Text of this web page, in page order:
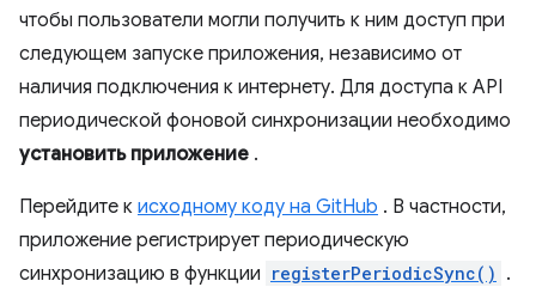
чтобы пользователи могли получить к ним доступ при
следующем запуске приложения, независимо от
наличия подключения к интернету. Для доступа к API
периодической фоновой синхронизации необходимо
установить приложение .
Перейдите к исходному коду на GitHub . В частности,
приложение регистрирует периодическую
синхронизацию в функции registerPeriodicSync() .